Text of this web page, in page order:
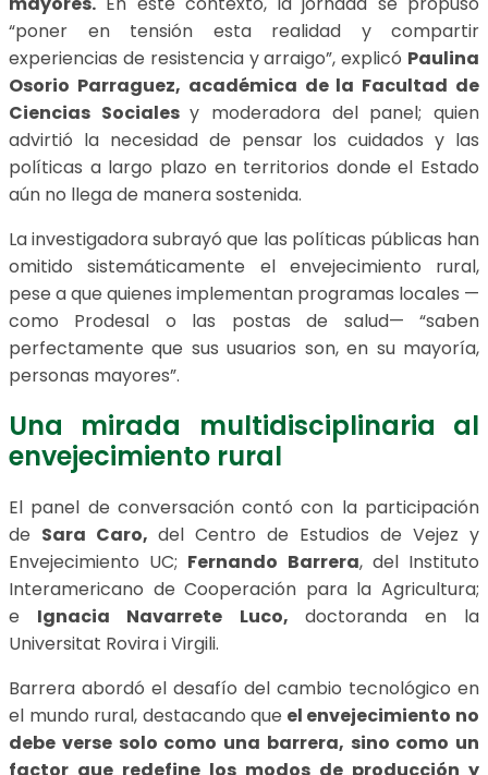
“poner en tensión esta realidad y compartir
experiencias de resistencia y arraigo”, explicó Paulina
Osorio Parraguez, académica de la Facultad de
Ciencias Socialesy moderadora del panel; quien
advirtió la necesidad de pensar los cuidados y las
políticas a largo plazo en territorios donde el Estado
aún no llega de manera sostenida.
La investigadora subrayó que las políticas públicas han
omitido sistemáticamente el envejecimiento rural,
pese a que quienes implementan programas locales —
como Prodesal o las postas de salud— “saben
perfectamente que sus usuarios son, en su mayoría,
personas mayores”.
Una mirada multidisciplinaria al
envejecimiento rural
El panel de conversación contó con la participación
de Sara Caro, del Centro de Estudios de Vejez y
Envejecimiento UC; Fernando Barrera, del Instituto
Interamericano de Cooperación para la Agricultura;
e Ignacia Navarrete Luco, doctoranda en la
Universitat Rovira i Virgili.
Barrera abordó el desafío del cambio tecnológico en
el mundo rural, destacando que el envejecimiento no
debe verse solo como una barrera, sino como un